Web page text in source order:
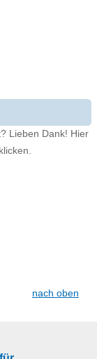
Lieben Dank! Hier
nach oben